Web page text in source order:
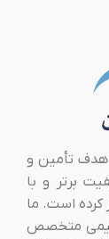
۱۳۸۹ با هدف تأمین و
برتر و با
کرده است. ما
تیمی متخصص